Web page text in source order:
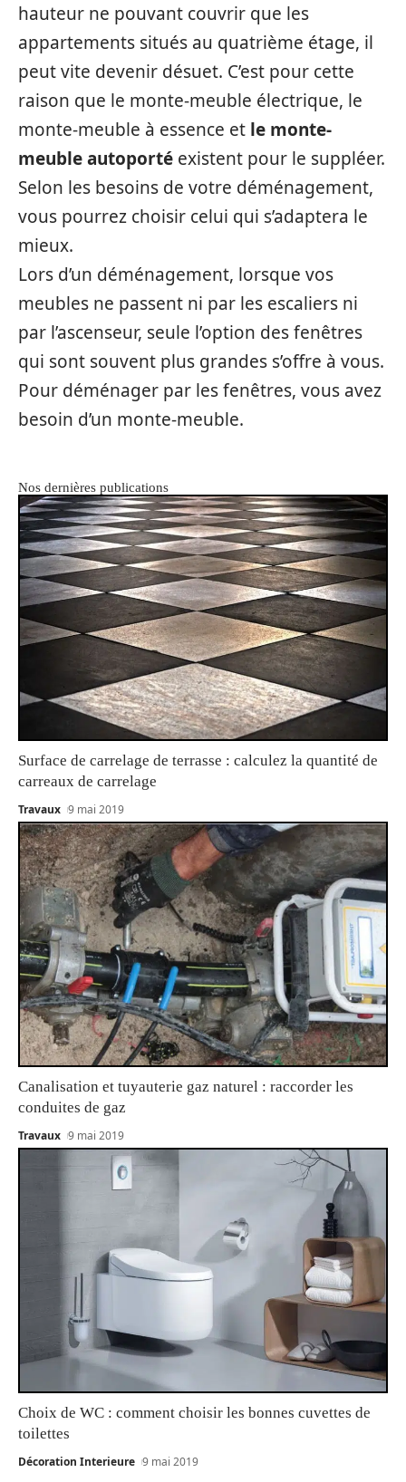
hauteur ne pouvant couvrir que les
appartements situés au quatrième étage, il
peut vite devenir désuet. C’est pour cette
raison que le monte-meuble électrique, le
monte-meuble à essence et le monte-
meuble autoporté existent pour le suppléer.
Selon les besoins de votre déménagement,
vous pourrez choisir celui qui s’adaptera le
mieux.
Lors d’un déménagement, lorsque vos
meubles ne passent ni par les escaliers ni
par l’ascenseur, seule l’option des fenêtres
qui sont souvent plus grandes s’offre à vous.
Pour déménager par les fenêtres, vous avez
besoin d’un monte-meuble.
Nos dernières publications
Surface de carrelage de terrasse : calculez la quantité de
carreaux de carrelage
Travaux 9 mai 2019
Canalisation et tuyauterie gaz naturel : raccorder les
conduites de gaz
Travaux 9 mai 2019
Choix de WC : comment choisir les bonnes cuvettes de
toilettes
Décoration Interieure 9 mai 2019